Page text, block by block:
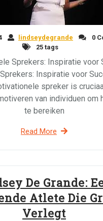
lindseydegrande
0
25 tags
Sprekers: Inspiratie voor
Inspiratie voor
spreker is
van individuen om
te bereiken
Read More
De Grande:
Atlete Die
Verlegt